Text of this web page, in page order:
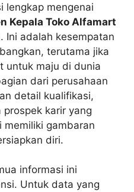
lengkap mengenai
Kepala Toko Alfamart
. Ini adalah kesempatan
terutama jika
untuk maju di dunia
dari perusahaan
detail kualifikasi,
karir yang
gambaran
diri.
informasi ini
Untuk data yang